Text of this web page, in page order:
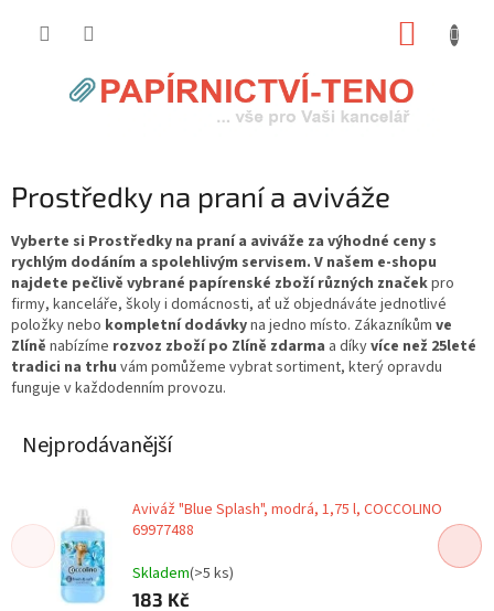
Prostředky na praní a aviváže
Vyberte si Prostředky na praní a aviváže za výhodné ceny s
rychlým dodáním a spolehlivým servisem. V našem e-shopu
najdete pečlivě vybrané papírenské zboží různých značekpro
firmy, kanceláře, školy i domácnosti, ať už objednáváte jednotlivé
položky nebo kompletní dodávkyna jedno místo. Zákazníkům ve
Zlíně nabízíme rozvoz zboží po Zlíně zdarma a díkyvíce než 25leté
tradici na trhu vám pomůžeme vybrat sortiment, který opravdu
funguje v každodenním provozu.
Nejprodávanější
Aviváž "Blue Splash", modrá, 1,75 l, COCCOLINO
69977488
Skladem(>5 ks)
183 Kč